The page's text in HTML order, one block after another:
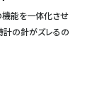
機能を一体化させ
計の針がズレるの